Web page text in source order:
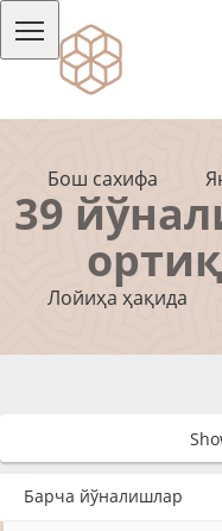
Бош сахифа
Лойиҳа ҳақида
39
Барча йўналишлар